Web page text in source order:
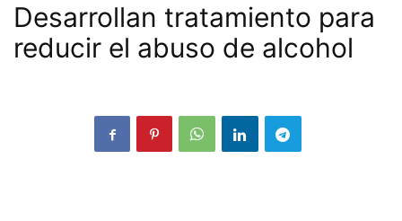
Desarrollan tratamiento para
reducir el abuso de alcohol